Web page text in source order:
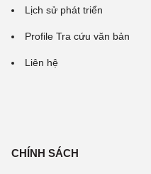
Lịch sử phát triển
Profile Tra cứu văn bản
Liên hệ
CHÍNH SÁCH